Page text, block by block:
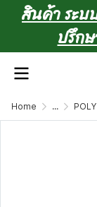
สินค้า ระบ
ปรึก
Home ... POLY